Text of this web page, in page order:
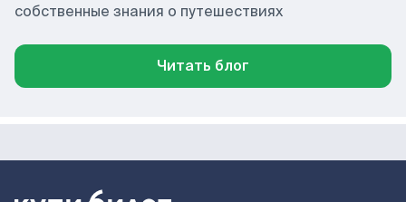
собственные знания о путешествиях
Читать блог